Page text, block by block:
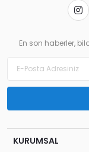
En son haberler,
KURUMSAL